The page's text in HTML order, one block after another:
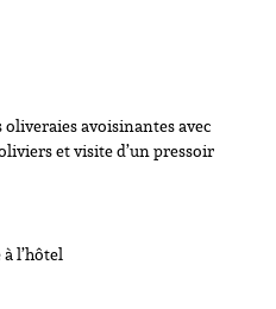
oliveraies avoisinantes avec
et visite d’un pressoir
l’hôtel